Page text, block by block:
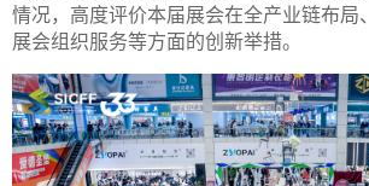
情况，高度评价本届展会在全产业链布局
展会组织服务等方面的创新举措。